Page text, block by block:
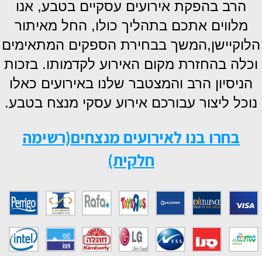
הרב בהפקת אירועים עסקיים בטבע, אנו
מלווים אתכם בתהליך כולו, החל מאיתור
הלוקיישן,המשך בבחירת הספקים המתאימים
וכלה בהחזרת מקום האירוע לקדמותו. בזכות
הניסיון הרב והמצטבר שלנו באירועים כאלו
נוכל ליצור עבורכם אירוע עסקי מנצח בטבע.
בחרו בנו לאירועים מנצחים(רשימה
חלקית)